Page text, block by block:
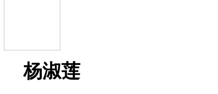
杨淑莲